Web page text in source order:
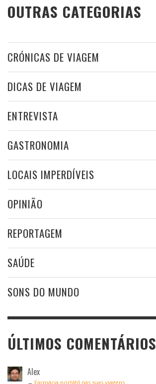
OUTRAS CATEGORIAS
CRÓNICAS DE VIAGEM
DICAS DE VIAGEM
ENTREVISTA
GASTRONOMIA
LOCAIS IMPERDÍVEIS
OPINIÃO
REPORTAGEM
SAÚDE
SONS DO MUNDO
ÚLTIMOS COMENTÁRIOS
Alex
→ Farmácia portátil nas suas viagens